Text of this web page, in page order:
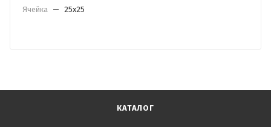
Ячейка — 25х25
КАТАЛОГ